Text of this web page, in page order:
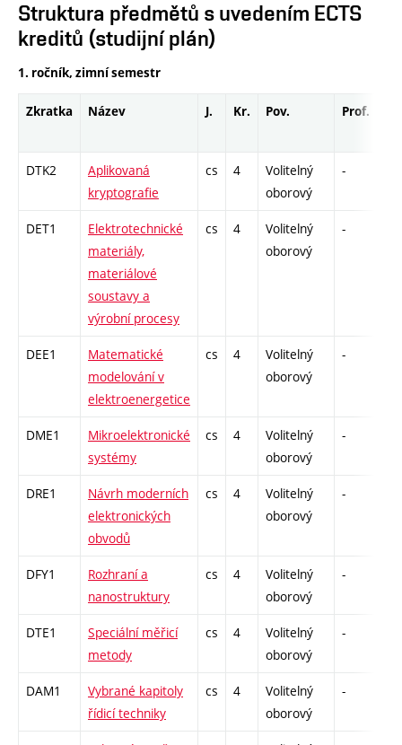
Struktura předmětů s uvedením ECTS
kreditů (studijní plán)
1. ročník, zimní semestr
Zkratka Název J. Kr. Pov. Prof.
DTK2
Aplikovaná
kryptografie
cs 4
Volitelný
oborový
-
DET1
Elektrotechnické
materiály,
materiálové
soustavy a
výrobní procesy
cs 4
Volitelný
oborový
-
DEE1
Matematické
modelování v
elektroenergetice
cs 4
Volitelný
oborový
-
DME1
Mikroelektronické
systémy
cs 4
Volitelný
oborový
-
DRE1
Návrh moderních
elektronických
obvodů
cs 4
Volitelný
oborový
-
DFY1
Rozhraní a
nanostruktury
cs 4
Volitelný
oborový
-
DTE1
Speciální měřicí
metody
cs 4
Volitelný
oborový
-
DAM1
Vybrané kapitoly
řídicí techniky
cs 4
Volitelný
oborový
-